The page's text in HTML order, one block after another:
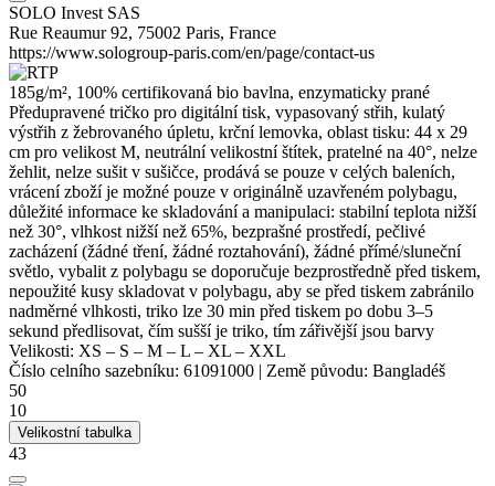
SOLO Invest SAS
Rue Reaumur 92, 75002 Paris, France
https://www.sologroup-paris.com/en/page/contact-us
185g/m², 100% certifikovaná bio bavlna, enzymaticky prané
Předupravené tričko pro digitální tisk, vypasovaný střih, kulatý
výstřih z žebrovaného úpletu, krční lemovka, oblast tisku: 44 x 29
cm pro velikost M, neutrální velikostní štítek, pratelné na 40°, nelze
žehlit, nelze sušit v sušičce, prodává se pouze v celých baleních,
vrácení zboží je možné pouze v originálně uzavřeném polybagu,
důležité informace ke skladování a manipulaci: stabilní teplota nižší
než 30°, vlhkost nižší než 65%, bezprašné prostředí, pečlivé
zacházení (žádné tření, žádné roztahování), žádné přímé/sluneční
světlo, vybalit z polybagu se doporučuje bezprostředně před tiskem,
nepoužité kusy skladovat v polybagu, aby se před tiskem zabránilo
nadměrné vlhkosti, triko lze 30 min před tiskem po dobu 3–5
sekund předlisovat, čím sušší je triko, tím zářivější jsou barvy
Velikosti: XS – S – M – L – XL – XXL
Číslo celního sazebníku: 61091000 | Země původu: Bangladéš
50
10
Velikostní tabulka
43